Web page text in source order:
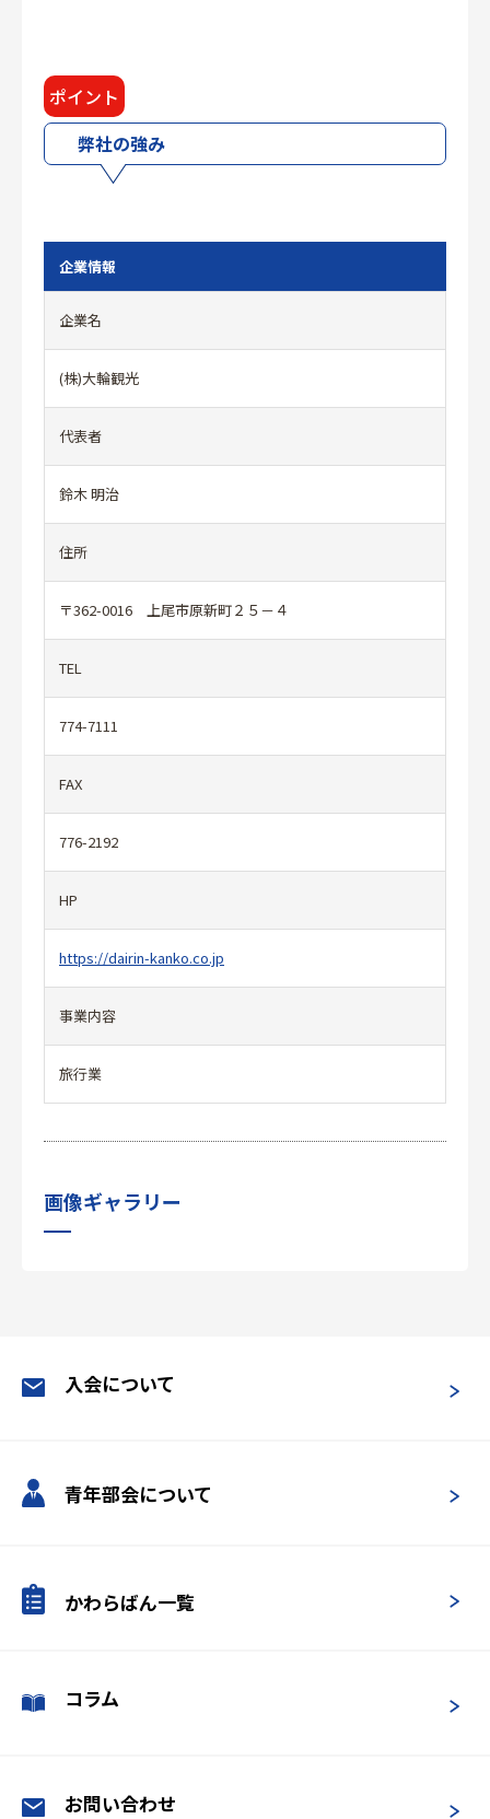
入会について
青年部会について
かわらばん一覧
コラム
お問い合わせ
ポイント
弊社の強み
企業情報
企業名
(株)大輪観光
代表者
鈴木 明治
住所
〒362-0016 上尾市原新町２５－４
TEL
774-7111
FAX
776-2192
HP
https://dairin-kanko.co.jp
事業内容
旅行業
画像ギャラリー